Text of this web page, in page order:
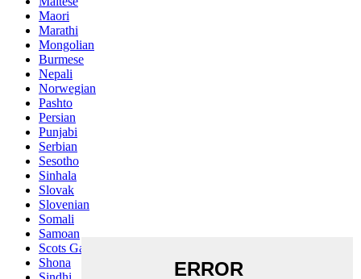
Maori
Marathi
Mongolian
Burmese
Nepali
Norwegian
Pashto
Persian
Punjabi
Serbian
Sesotho
Sinhala
Slovak
Slovenian
Somali
Samoan
Scots Gaelic
Shona